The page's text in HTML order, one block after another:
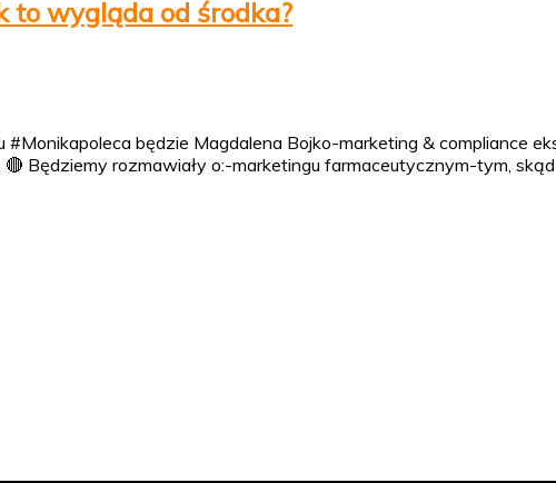
to wygląda od środka?
będzie Magdalena Bojko-marketing & compliance
Będziemy rozmawiały o:-marketingu farmaceutycznym-tym, skąd